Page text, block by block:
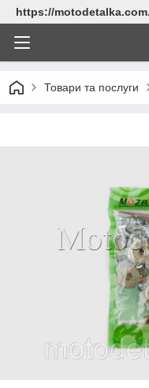
https://
Товари та послуги